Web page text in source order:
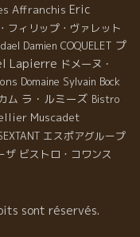
Affranchis Eric
フィリップ・ヴァレット
Damien COQUELET プ
Lapierre ドメーヌ・
Domaine Sylvain Bock
ム ラ・ルミーズ Bistro
Muscadet
エスポアグループ
ザ ビストロ・コワンス
sont réservés.